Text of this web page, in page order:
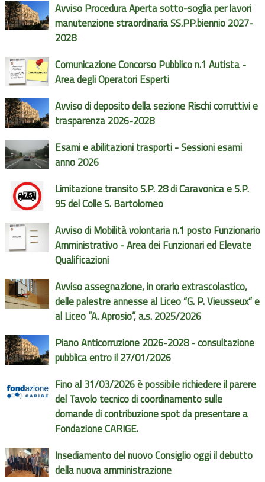
Avviso Procedura Aperta sotto-soglia per lavori
manutenzione straordinaria SS.PP.biennio 2027-
2028
Comunicazione Concorso Pubblico n.1 Autista -
Area degli Operatori Esperti
Avviso di deposito della sezione Rischi corruttivi e
trasparenza 2026-2028
Esami e abilitazioni trasporti - Sessioni esami
anno 2026
Limitazione transito S.P. 28 di Caravonica e S.P.
95 del Colle S. Bartolomeo
Avviso di Mobilità volontaria n.1 posto Funzionario
Amministrativo - Area dei Funzionari ed Elevate
Qualificazioni
Avviso assegnazione, in orario extrascolastico,
delle palestre annesse al Liceo “G. P. Vieusseux” e
al Liceo “A. Aprosio”, a.s. 2025/2026
Piano Anticorruzione 2026-2028 - consultazione
pubblica entro il 27/01/2026
Fino al 31/03/2026 è possibile richiedere il parere
del Tavolo tecnico di coordinamento sulle
domande di contribuzione spot da presentare a
Fondazione CARIGE.
Insediamento del nuovo Consiglio oggi il debutto
della nuova amministrazione